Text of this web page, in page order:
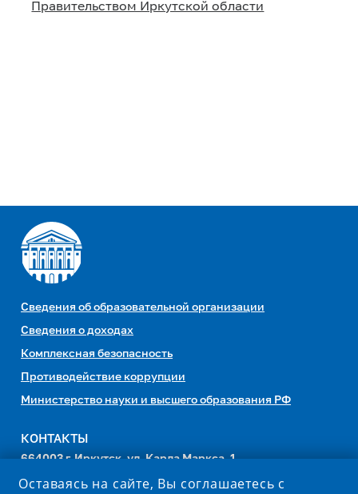
Правительством Иркутской области
Сведения об образовательной организации
Сведения о доходах
Комплексная безопасность
Противодействие коррупции
Министерство науки и высшего образования РФ
КОНТАКТЫ
664003 г. Иркутск, ул. Карла Маркса, 1
Канцелярия: (3952) 521-931,
Оставаясь на сайте, Вы соглашаетесь с